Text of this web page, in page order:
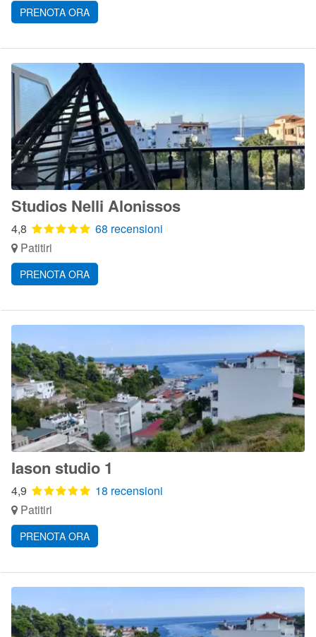
PRENOTA ORA
Studios Nelli Alonissos
4,8
68 recensioni
Patitiri
PRENOTA ORA
Iason studio 1
4,9
18 recensioni
Patitiri
PRENOTA ORA